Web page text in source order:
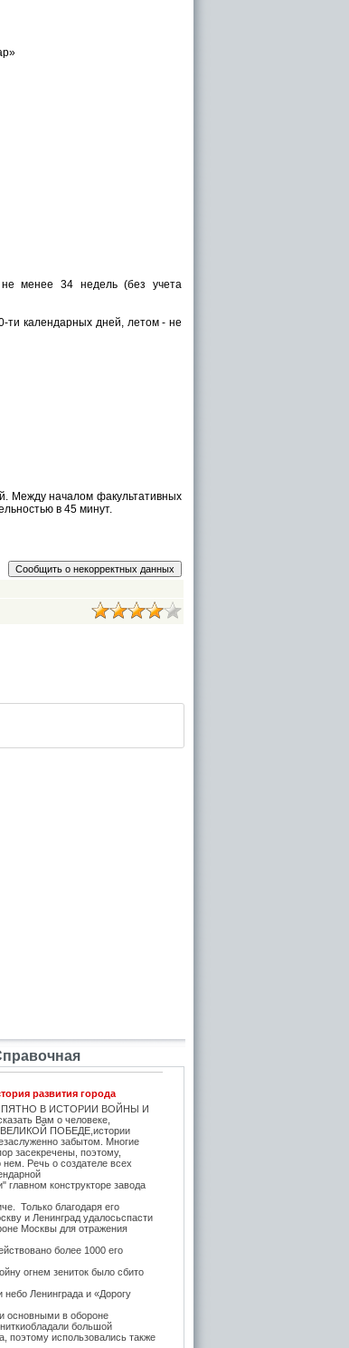
не менее 34 недель (без учета
ти календарных дней, летом - не
Между началом факультативных
в 45 минут.
развития города
В ИСТОРИИ ВОЙНЫ И
Вам о человеке,
ВЕЛИКОЙ ПОБЕДЕ,истории
забытом. Многие
засекречены, поэтому,
Речь о создателе всех
главном конструкторе завода
Только благодаря его
и Ленинград удалосьспасти
Москвы для отражения
более 1000 его
огнем зениток было сбито
Ленинграда и «Дорогу
основными в обороне
большой
поэтому использовались также